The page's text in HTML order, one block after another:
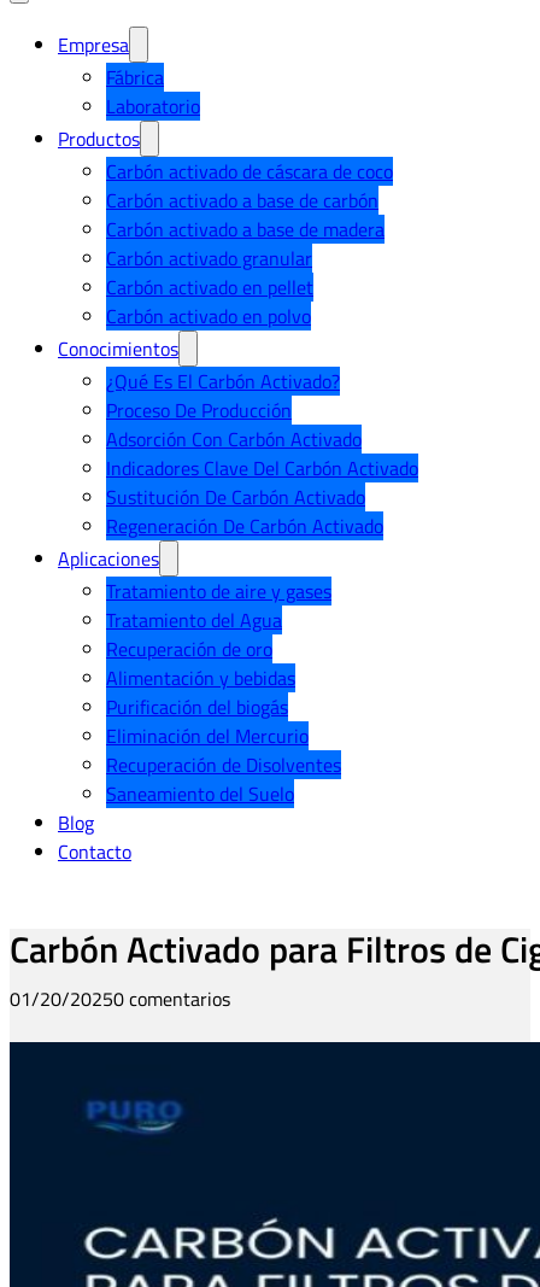
Empresa
Fábrica
Laboratorio
Productos
Carbón activado de cáscara de coco
Carbón activado a base de carbón
Carbón activado a base de madera
Carbón activado granular
Carbón activado en pellet
Carbón activado en polvo
Conocimientos
¿Qué Es El Carbón Activado?
Proceso De Producción
Adsorción Con Carbón Activado
Indicadores Clave Del Carbón Activado
Sustitución De Carbón Activado
Regeneración De Carbón Activado
Aplicaciones
Tratamiento de aire y gases
Tratamiento del Agua
Recuperación de oro
Alimentación y bebidas
Purificación del biogás
Eliminación del Mercurio
Recuperación de Disolventes
Saneamiento del Suelo
Blog
Contacto
Carbón Activado para Filtros de
01/20/20250 comentarios